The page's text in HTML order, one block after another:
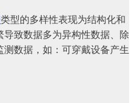
类型的多样性表现为结构化和
致数据多为异构性数据、除
数据，如：可穿戴设备产生